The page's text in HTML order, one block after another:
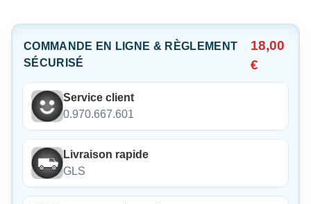
COMMANDE EN LIGNE & RÈGLEMENT
SÉCURISÉ
18,00
€
Service client
0.970.667.601
Livraison rapide
GLS